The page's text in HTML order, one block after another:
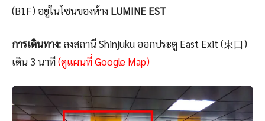
(B1F) อยู่ในโซนของห้าง LUMINE EST
การเดินทาง: ลงสถานี Shinjuku ออกประตู East Exit (東口)
เดิน 3 นาที(ดูแผนที่ Google Map)